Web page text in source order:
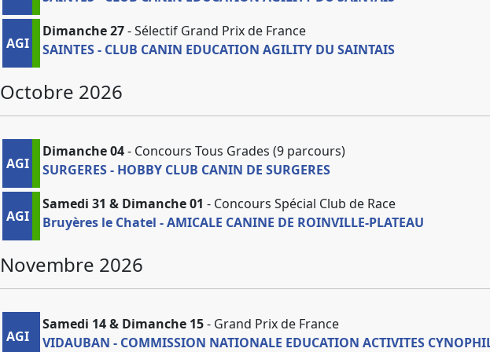
AGI
Dimanche 27- Sélectif Grand Prix de France
SAINTES - CLUB CANIN EDUCATION AGILITY DU SAINTAIS
Octobre 2026
AGI
Dimanche 04- Concours Tous Grades (9 parcours)
SURGERES - HOBBY CLUB CANIN DE SURGERES
AGI
Samedi 31 & Dimanche 01 - Concours Spécial Club de Race
Bruyères le Chatel - AMICALE CANINE DE ROINVILLE-PLATEAU
Novembre 2026
AGI
Samedi 14 & Dimanche 15- Grand Prix de France
VIDAUBAN - COMMISSION NATIONALE EDUCATION ACTIVITES